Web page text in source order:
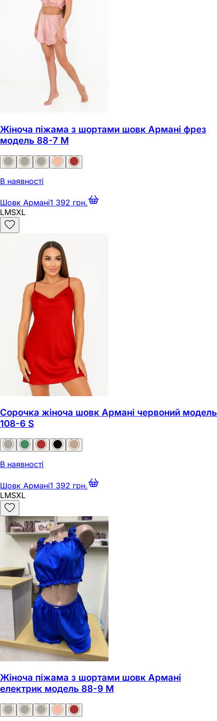
Жіноча піжама з шортами шовк Армані фрез
модель 88-7 M
В наявності
Шовк Армані1 392 грн.
LMSXL
Сорочка жіноча шовк Армані червоний модель
108-6 S
В наявності
Шовк Армані1 392 грн.
LMSXL
Жіноча піжама з шортами шовк Армані
електрик модель 88-9 M